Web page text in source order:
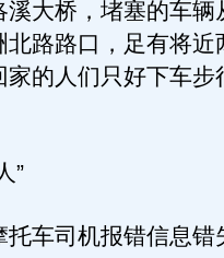
大桥，堵塞的车辆
路路口，足有将近
的人们只好下车步
”
车司机报错信息错